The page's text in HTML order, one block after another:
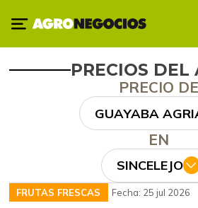
PRECIOS DEL
PRECIO DE
GUAYABA
EN
SINCELEJO
FRUTAS FRESCAS Fecha: 25 jul 2026